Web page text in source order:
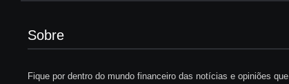
Sobre
Fique por dentro do mundo financeiro das notícias e opiniões que